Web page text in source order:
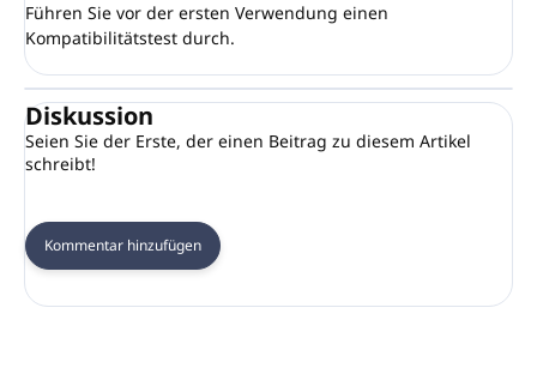
Führen Sie vor der ersten Verwendung einen
Kompatibilitätstest durch.
Diskussion
Seien Sie der Erste, der einen Beitrag zu diesem Artikel
schreibt!
Kommentar hinzufügen